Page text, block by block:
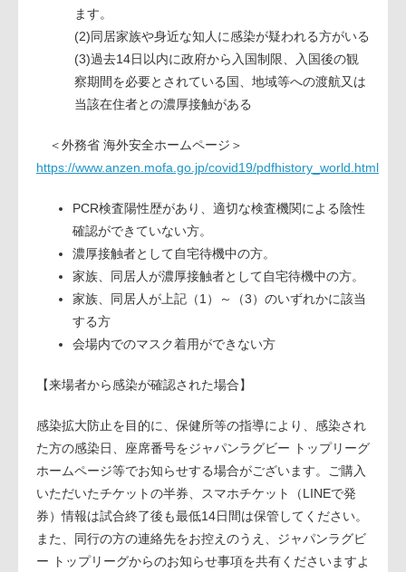
ます。
(2)同居家族や身近な知人に感染が疑われる方がいる
(3)過去14日以内に政府から入国制限、入国後の観
察期間を必要とされている国、地域等への渡航又は
当該在住者との濃厚接触がある
＜外務省 海外安全ホームページ＞
https://www.anzen.mofa.go.jp/covid19/pdfhistory_world.html
PCR検査陽性歴があり、適切な検査機関による陰性
確認ができていない方。
濃厚接触者として自宅待機中の方。
家族、同居人が濃厚接触者として自宅待機中の方。
家族、同居人が上記（1）～（3）のいずれかに該当
する方
会場内でのマスク着用ができない方
【来場者から感染が確認された場合】
感染拡大防止を目的に、保健所等の指導により、感染され
た方の感染日、座席番号をジャパンラグビー トップリーグ
ホームページ等でお知らせする場合がございます。ご購入
いただいたチケットの半券、スマホチケット（LINEで発
券）情報は試合終了後も最低14日間は保管してください。
また、同行の方の連絡先をお控えのうえ、ジャパンラグビ
ー トップリーグからのお知らせ事項を共有くださいますよ